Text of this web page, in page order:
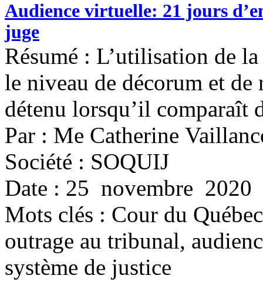
Audience virtuelle: 21 jours
juge
Résumé : L’utilisation de
le niveau de décorum et de
détenu lorsqu’il comparaît
Par : Me Catherine
Société : SOQUIJ
Date : 25 novembre 2020
Mots clés : Cour du
outrage au tribunal,
système de justice